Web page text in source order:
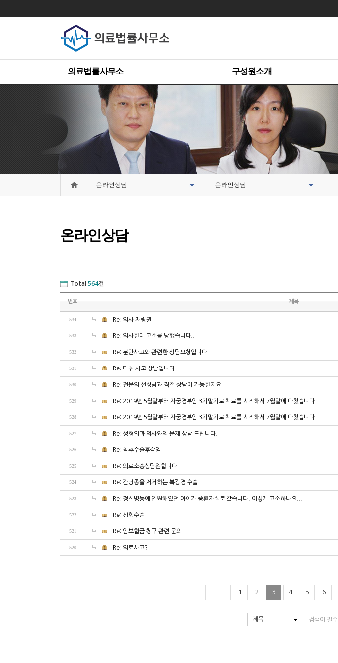
의료법률사무소 구성원소개
온라인상담 온라인상담
온라인상담
Total 564건
번호 제목
534 Re: 의사 재량권
533 Re: 의사한테 고소를 당했습니다..
532 Re: 분만사고와 관련한 상담요청입니다.
531 Re: 마취 사고 상담입니다.
530 Re: 전문의 선생님과 직접 상담이 가능한지요
529 Re: 2019년 5월말부터 자궁경부암 3기말기로 치료를 시작해서 7월말에 마쳤습니다
528 Re: 2019년 5월말부터 자궁경부암 3기말기로 치료를 시작해서 7월말에 마쳤습니다
527 Re: 성형외과 의사와의 문제 상담 드립니다.
526 Re: 척추수술후감염
525 Re: 의료소송상담원합니다.
524 Re: 간낭종을 제거하는 복강경 수술
523 Re: 정신병동에 입원해있던 아이가 중환자실로 갔습니다. 어떻게 고소하나요...
522 Re: 성형수술
521 Re: 암보험금 청구 관련 문의
520 Re: 의료사고?
1 2 3 4 5 6
제목 검색어 필수